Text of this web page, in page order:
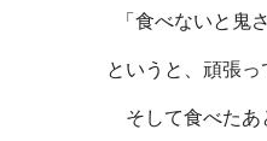
「食べないと鬼
というと、頑張っ
そして食べたあ